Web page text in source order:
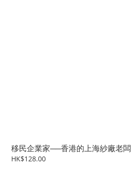
移民企業家──香港的上海紗廠老闆
HK$128.00